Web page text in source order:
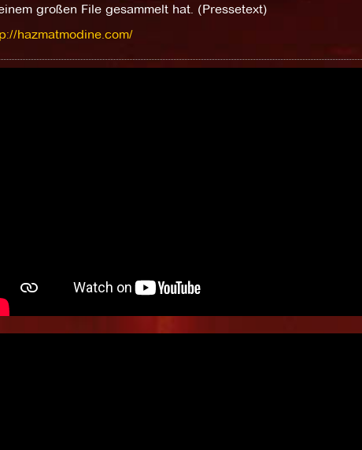
großen File gesammelt hat. (Pressetext)
hazmatmodine.com/